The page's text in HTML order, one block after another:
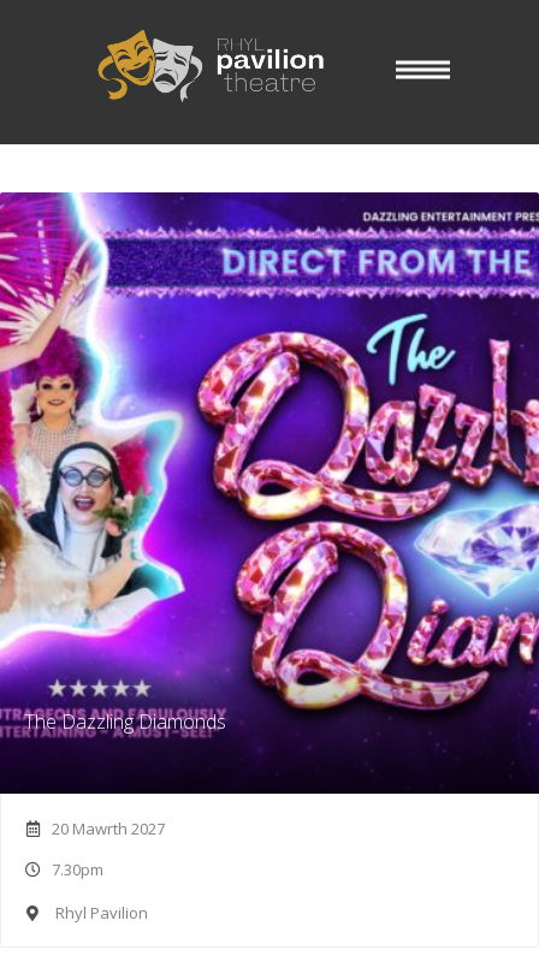
The Dazzling Diamonds
20 Mawrth 2027
7.30pm
Rhyl Pavilion